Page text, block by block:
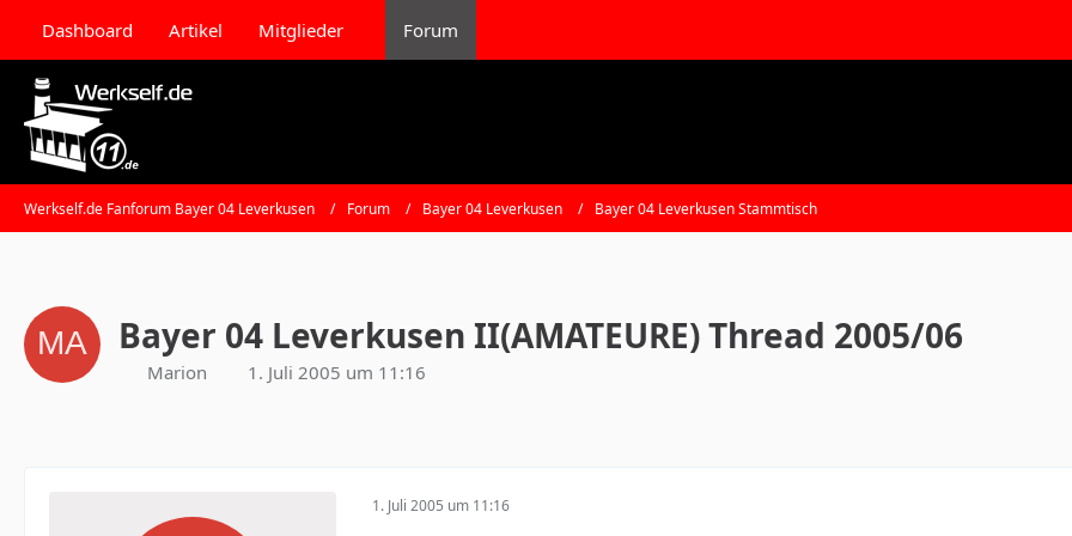
Dashboard Artikel Mitglieder Forum
Werkself.de Fanforum Bayer 04 Leverkusen Forum Bayer 04 Leverkusen Bayer 04 Leverkusen Stammtisch
Bayer 04 Leverkusen II(AMATEURE) Thread 2005/06
Marion 1. Juli 2005 um 11:16
1. Juli 2005 um 11:16